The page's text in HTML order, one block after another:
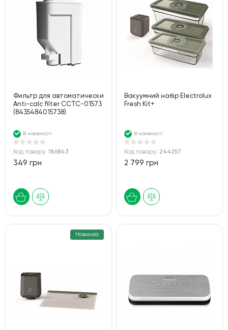
Фильтр для автоматических кофемашин Cecotec
Anti-calc filter CCTC-01573
(8435484015738)
В наявності
Код товару: 186843
349 грн
Вакуумний набір Electrolux
Fresh Kit+
В наявності
Код товару: 244257
2 799 грн
Новинка